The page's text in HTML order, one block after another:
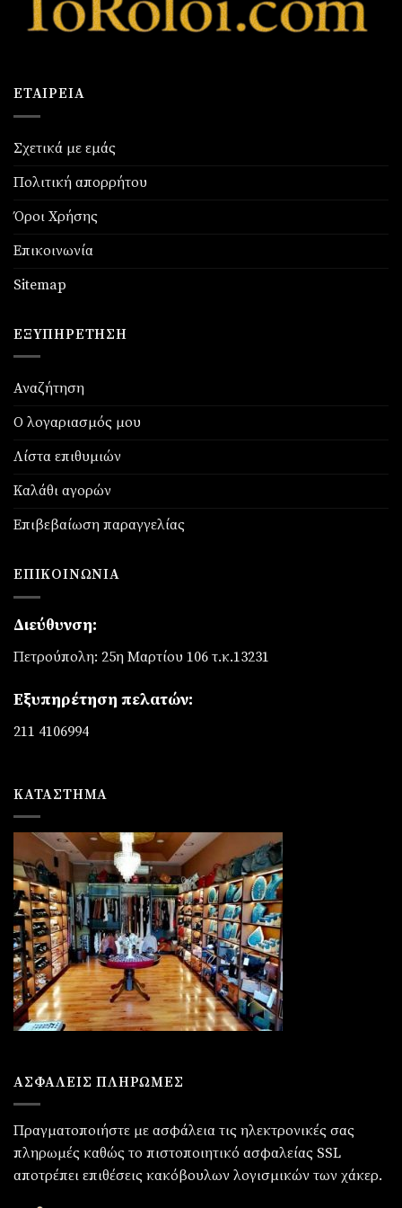
ΕΤΑΙΡΕΊΑ
Σχετικά με εμάς
Πολιτική απορρήτου
Όροι Χρήσης
Επικοινωνία
Sitemap
ΕΞΥΠΗΡΈΤΗΣΗ
Αναζήτηση
Ο λογαριασμός μου
Λίστα επιθυμιών
Καλάθι αγορών
Επιβεβαίωση παραγγελίας
ΕΠΙΚΟΙΝΩΝΊΑ
Διεύθυνση:
Πετρούπολη: 25η Μαρτίου 106 τ.κ.13231
Εξυπηρέτηση πελατών:
211 4106994
ΚΑΤΆΣΤΗΜΑ
ΑΣΦΑΛΕΙΣ ΠΛΗΡΩΜΕΣ
Πραγματοποιήστε με ασφάλεια τις ηλεκτρονικές σας
πληρωμές καθώς το πιστοποιητικό ασφαλείας SSL
αποτρέπει επιθέσεις κακόβουλων λογισμικών των χάκερ.